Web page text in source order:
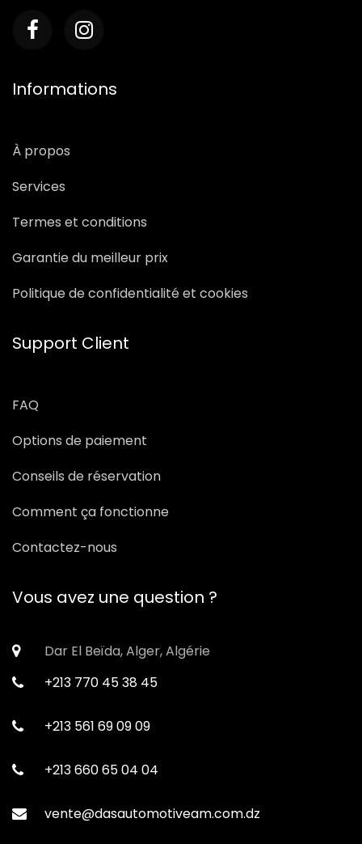
Informations
À propos
Services
Termes et conditions
Garantie du meilleur prix
Politique de confidentialité et cookies
Support Client
FAQ
Options de paiement
Conseils de réservation
Comment ça fonctionne
Contactez-nous
Vous avez une question ?
Dar El Beïda, Alger, Algérie
+213 770 45 38 45
+213 561 69 09 09
+213 660 65 04 04
vente@dasautomotiveam.com.dz